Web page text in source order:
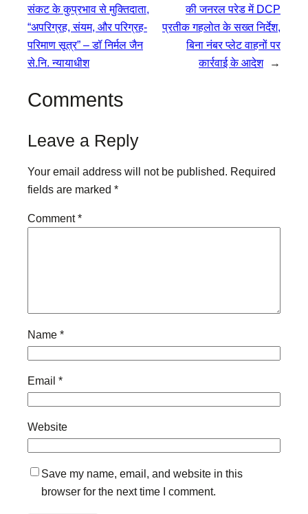
संकट के कुप्रभाव से मुक्तिदाता,
“अपरिग्रह, संयम, और परिग्रह-
परिमाण सूत्र” – डॉ निर्मल जैन
से.नि. न्यायाधीश
की जनरल परेड में DCP
प्रतीक गहलोत के सख्त निर्देश,
बिना नंबर प्लेट वाहनों पर
कार्रवाई के आदेश
→
Comments
Leave a Reply
Your email address will not be published. Required
fields are marked *
Comment*
Name *
Email *
Website
Save my name, email, and website in this
browser for the next time I comment.